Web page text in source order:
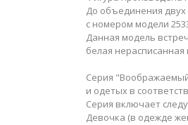
До объединения двух
с номером модели
Данная модель
белая нерасписанная
Серия
и одетых в
Серия включает
Девочка (в одежде